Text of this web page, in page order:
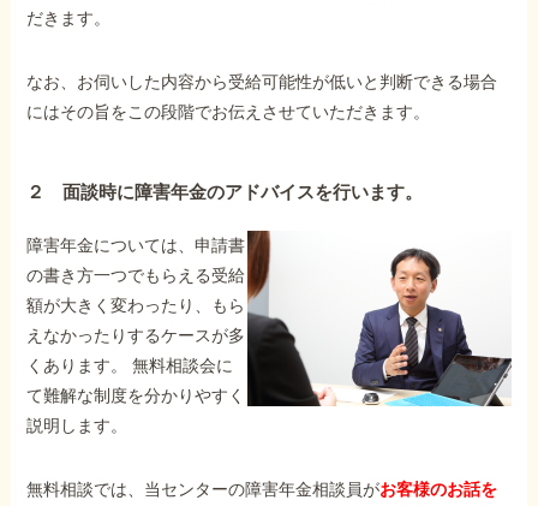
だきます。
なお、お伺いした内容から受給可能性が低いと判断できる場合
にはその旨をこの段階でお伝えさせていただきます。
２ 面談時に障害年金のアドバイスを行います。
障害年金については、申請書
の書き方一つでもらえる受給
額が大きく変わったり、もら
えなかったりするケースが多
くあります。 無料相談会に
て難解な制度を分かりやすく
説明します。
無料相談では、当センターの障害年金相談員がお客様のお話を